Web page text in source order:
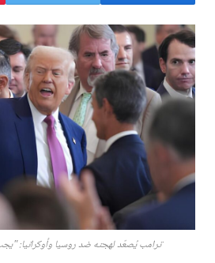
ترامب يُصعّد لهجته ضد روسيا وأوكرانيا: